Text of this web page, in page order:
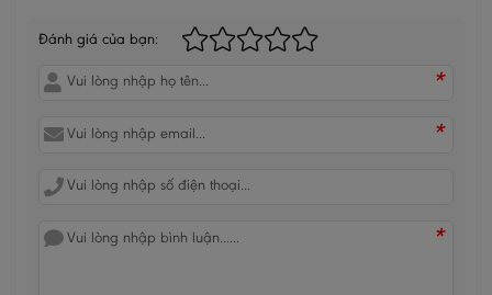
Đánh giá của bạn:
*
*
*